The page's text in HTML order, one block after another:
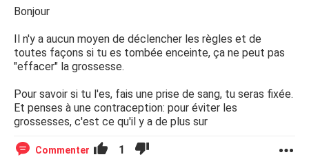
Bonjour
Il n'y a aucun moyen de déclencher les règles et de
toutes façons si tu es tombée enceinte, ça ne peut pas
"effacer" la grossesse.
Pour savoir si tu l'es, fais une prise de sang, tu seras fixée.
Et penses à une contraception: pour éviter les
grossesses, c'est ce qu'il y a de plus sur
Commenter 1